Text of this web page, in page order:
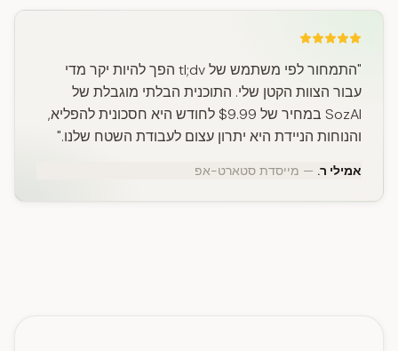
"התמחור לפי משתמש של tl;dv הפך להיות יקר מדי
עבור הצוות הקטן שלי. התוכנית הבלתי מוגבלת של
SozAI במחיר של $9.99 לחודש היא חסכונית להפליא,
והנוחות הניידת היא יתרון עצום לעבודת השטח שלנו."
אמילי ר. — מייסדת סטארט-אפ